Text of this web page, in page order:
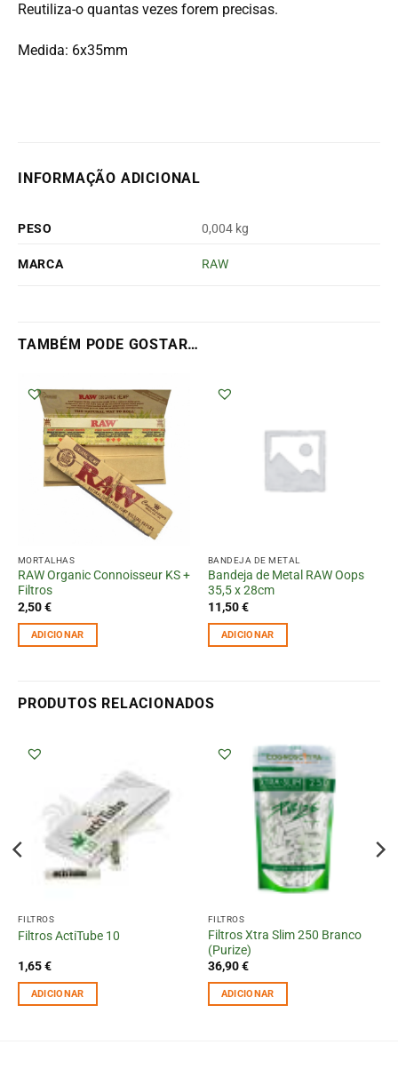
Reutiliza-o quantas vezes forem precisas.
Medida: 6x35mm
INFORMAÇÃO ADICIONAL
PESO 0,004 kg
MARCA RAW
TAMBÉM PODE GOSTAR…
MORTALHAS
RAW Organic Connoisseur KS +
Filtros
2,50€
ADICIONAR
BANDEJA DE METAL
Bandeja de Metal RAW Oops
35,5 x 28cm
11,50€
ADICIONAR
PRODUTOS RELACIONADOS
FILTROS
Filtros ActiTube 10
1,65€
ADICIONAR
FILTROS
Filtros Xtra Slim 250 Branco
(Purize)
36,90€
ADICIONAR